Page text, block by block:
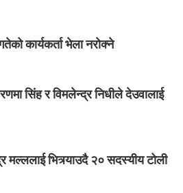
कार्यकर्ता भेला नरोक्ने
सिंह र विमलेन्द्र निधीले देउवालाई
मल्ललाई भित्र्याउदै २० सदस्यीय टोली